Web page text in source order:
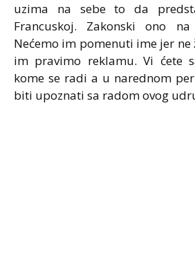
uzima na sebe to da
Francuskoj. Zakonski ono
Nećemo im pomenuti ime jer
im pravimo reklamu. Vi ćete
kome se radi a u narednom
biti upoznati sa radom ovog